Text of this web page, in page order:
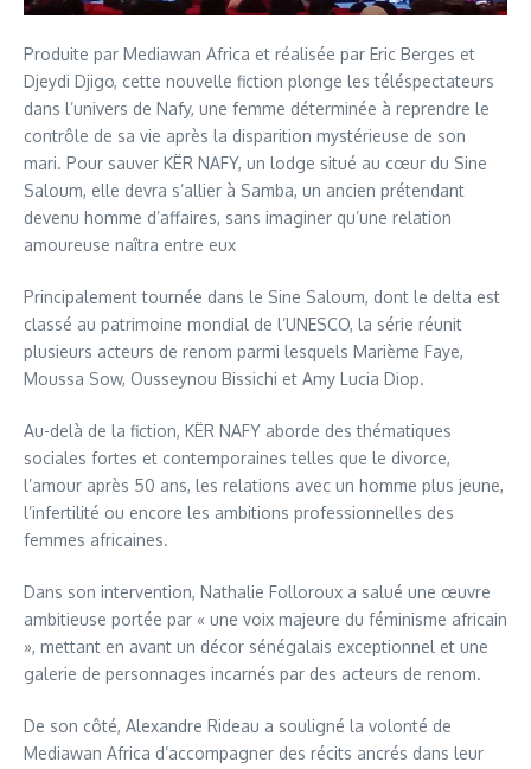
Produite par Mediawan Africa et réalisée par Eric Berges et
Djeydi Djigo, cette nouvelle fiction plonge les téléspectateurs
dans l’univers de Nafy, une femme déterminée à reprendre le
contrôle de sa vie après la disparition mystérieuse de son
mari. Pour sauver KËR NAFY, un lodge situé au cœur du Sine
Saloum, elle devra s’allier à Samba, un ancien prétendant
devenu homme d’affaires, sans imaginer qu’une relation
amoureuse naîtra entre eux
Principalement tournée dans le Sine Saloum, dont le delta est
classé au patrimoine mondial de l’UNESCO, la série réunit
plusieurs acteurs de renom parmi lesquels Marième Faye,
Moussa Sow, Ousseynou Bissichi et Amy Lucia Diop.
Au-delà de la fiction, KËR NAFY aborde des thématiques
sociales fortes et contemporaines telles que le divorce,
l’amour après 50 ans, les relations avec un homme plus jeune,
l’infertilité ou encore les ambitions professionnelles des
femmes africaines.
Dans son intervention, Nathalie Folloroux a salué une œuvre
ambitieuse portée par « une voix majeure du féminisme africain
», mettant en avant un décor sénégalais exceptionnel et une
galerie de personnages incarnés par des acteurs de renom.
De son côté, Alexandre Rideau a souligné la volonté de
Mediawan Africa d’accompagner des récits ancrés dans leur